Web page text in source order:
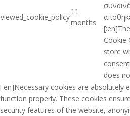
viewed_cookie_policy
11
months
Cookie
store
does
[:en]Necessary cookies are absolutely
function properly. These cookies
security features of the website,